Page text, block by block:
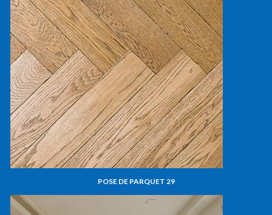
POSE DE PARQUET 29